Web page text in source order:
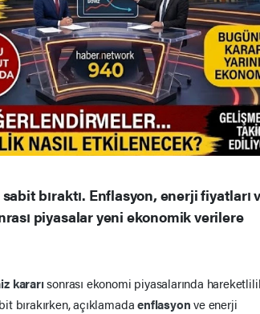
bıraktı. Enflasyon, enerji fiyatları
piyasalar yeni ekonomik verilere
kararısonrası ekonomi piyasalarında
bırakırken, açıklamadaenflasyonve enerji